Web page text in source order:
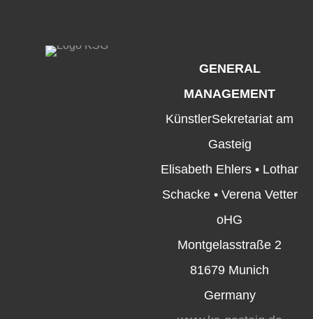
GENERAL
MANAGEMENT
KünstlerSekretariat am
Gasteig
Elisabeth Ehlers • Lothar
Schacke • Verena Vetter
oHG
Montgelasstraße 2
81679 Munich
Germany